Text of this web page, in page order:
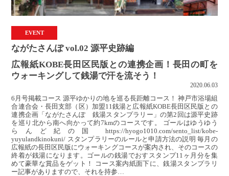
EVENT
ながたさんぽ vol.02 源平史跡編
広報紙KOBE長田区民版との連携企画！長田の町を
ウォーキングして銭湯で汗を流そう！
2020.06.03
6月号掲載コース 源平ゆかりの地を巡る長距離コース！ 神戸市浴場組
合連合会・長田支部（区）加盟11銭湯と広報紙KOBE長田区民版との
連携企画「ながたさんぽ 銭湯スタンプラリー」の第2回は源平史跡
を巡り北から南へ向かって約7kmのコースです。 ゴールはゆうゆう
らんど紀の国 https://hyogo1010.com/sento_list/kobe-
yuyulandkinokuni/ スタンプラリーのルールと申請方法の説明 毎月の
広報紙の長田区民版にウォーキングコースが案内され、そのコースの
終着が銭湯になります。ゴールの銭湯でおすスタンプ11ヶ月分を集
めて豪華な賞品をゲット！ コース案内紙面下に、銭湯スタンプラリ
ー記事がありますので、それを持参…